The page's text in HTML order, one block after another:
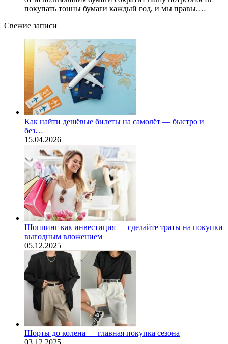
покупать тонны бумаги каждый год, и мы правы.…
Свежие записи
Как найти дешёвые билеты на самолёт — быстро и
без…
15.04.2026
Шоппинг как инвестиция — сделайте траты на покупки
выгодным вложением
05.12.2025
Шорты до колена — главная покупка сезона
03.12.2025